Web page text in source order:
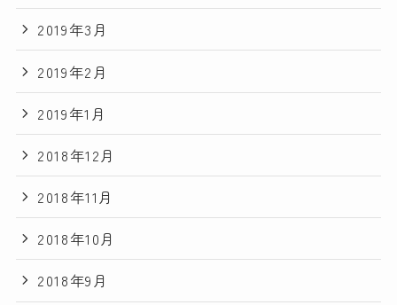
2019年3月
2019年2月
2019年1月
2018年12月
2018年11月
2018年10月
2018年9月